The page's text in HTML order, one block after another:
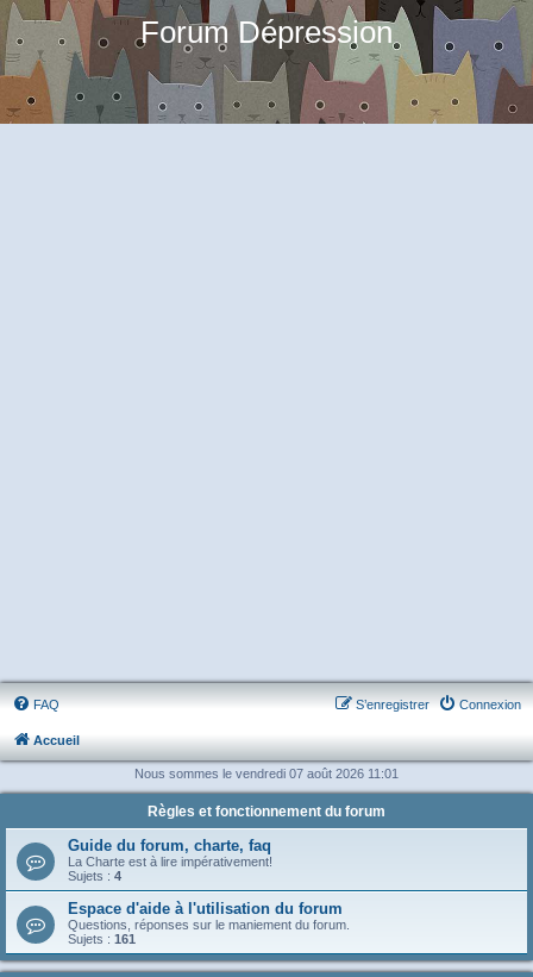
Forum Dépression
FAQ Connexion
S’enregistrer
Accueil
Nous sommes le vendredi 07 août 2026 11:01
Règles et fonctionnement du forum
Guide du forum, charte, faq
La Charte est à lire impérativement!
Sujets : 4
Espace d'aide à l'utilisation du forum
Questions, réponses sur le maniement du forum.
Sujets : 161